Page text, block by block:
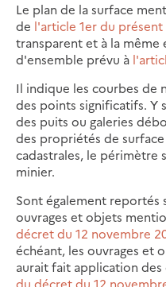
Le plan de la surface
de l'article 1er du
transparent et à la même
d'ensemble prévu à
Il indique les courbes de
des points significatifs. Y
des puits ou galeries
des propriétés de
cadastrales, le périmètre
minier.
Sont également reportés
ouvrages et objets
décret du 12 novembre
échéant, les ouvrages et
aurait fait application